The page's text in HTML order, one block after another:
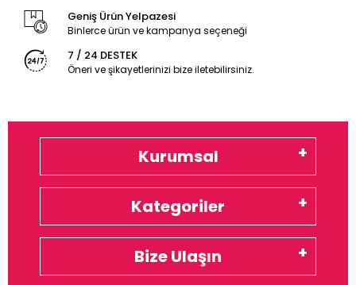
Geniş Ürün Yelpazesi
Binlerce ürün ve kampanya seçeneği
7 / 24 DESTEK
Öneri ve şikayetlerinizi bize iletebilirsiniz.
Kurumsal
Kategoriler
Bize Ulaşın